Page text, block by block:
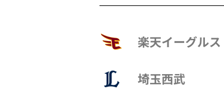
楽天イーグルス
埼玉西武